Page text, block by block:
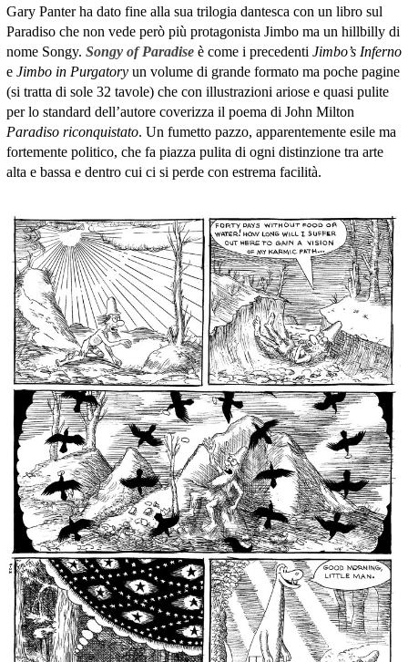
Gary Panter ha dato fine alla sua trilogia dantesca con un libro sul
Paradiso che non vede però più protagonista Jimbo ma un hillbilly di
nome Songy. Songy of Paradiseè come i precedenti Jimbo’s Inferno
e Jimbo in Purgatoryun volume di grande formato ma poche pagine
(si tratta di sole 32 tavole) che con illustrazioni ariose e quasi pulite
per lo standard dell’autore coverizza il poema di John Milton
Paradiso riconquistato. Un fumetto pazzo, apparentemente esile ma
fortemente politico, che fa piazza pulita di ogni distinzione tra arte
alta e bassa e dentro cui ci si perde con estrema facilità.